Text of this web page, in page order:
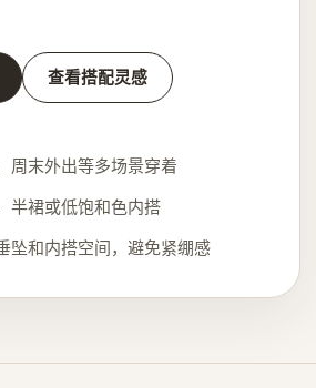
查看搭配灵感
周末外出等多场景穿着
半裙或低饱和色内搭
坠和内搭空间，避免紧绷感